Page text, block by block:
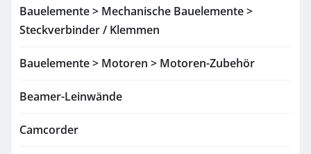
Bauelemente > Mechanische Bauelemente >
Steckverbinder / Klemmen
Bauelemente > Motoren > Motoren-Zubehör
Beamer-Leinwände
Camcorder